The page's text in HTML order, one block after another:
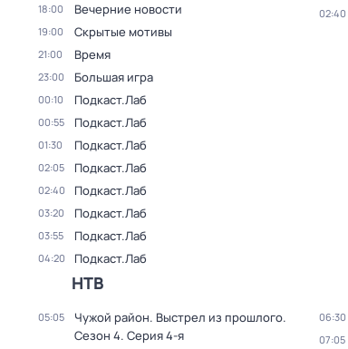
18:00 Вечерние новости
19:00 Скрытые мотивы
21:00 Время
23:00 Большая игра
00:10 Подкаст.Лаб
00:55 Подкаст.Лаб
01:30 Подкаст.Лаб
02:05 Подкаст.Лаб
02:40 Подкаст.Лаб
03:20 Подкаст.Лаб
03:55 Подкаст.Лаб
04:20 Подкаст.Лаб
02:40
НТВ
05:05 Чужой район. Выстрел из прошлого.
Сезон 4. Серия 4-я
06:30
07:05